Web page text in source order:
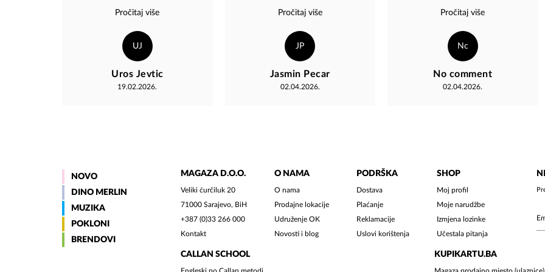
jastui.Osoblje
divno,usluzno,profesionalno!
Malo je 5 zvezdica da Vas
ocenim!!!
Pročitaj više
UJ
Uros Jevtic
19.02.2026.
pohvale za uslužno osoblje koje
uvijek da odličan svijet i uvijek se
potrudi oko kupaca usluga .
Svako dobro
Pročitaj više
JP
Jasmin Pecar
02.04.2026.
ploča. Uspio sam kupiti ploču
koju odavno tražim a radnica je
bila veoma susretljiva i ljubazna.
Sad je u pitanju kad opet doci
Pročitaj više
Nc
No comment
02.04.2026.
NOVO
DINO MERLIN
MUZIKA
POKLONI
BRENDOVI
MAGAZA D.O.O.
Veliki ćurčiluk 20
71000 Sarajevo, BiH
+387 (0)33 266 000
Kontakt
O NAMA
O nama
Prodajne lokacije
Udruženje OK
Novosti i blog
PODRŠKA
Dostava
Plaćanje
Reklamacije
Uslovi korištenja
SHOP
Moj profil
Moje narudžbe
Izmjena lozinke
Učestala pitanja
CALLAN SCHOOL KUPIKARTU.BA